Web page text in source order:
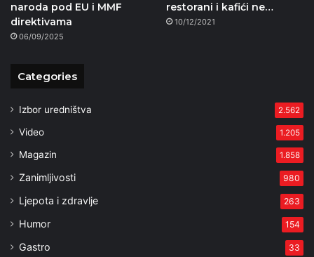
naroda pod EU i MMF
direktivama
06/09/2025
restorani i kafići ne…
10/12/2021
Categories
Izbor uredništva 2.562
Video 1.205
Magazin 1.858
Zanimljivosti 980
Ljepota i zdravlje 263
Humor 154
Gastro 33